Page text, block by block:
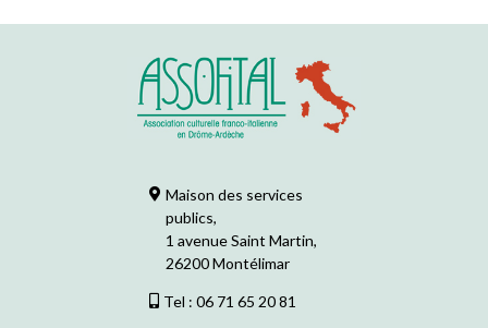
Maison des services
publics,
1 avenue Saint Martin,
26200 Montélimar
Tel : 06 71 65 20 81